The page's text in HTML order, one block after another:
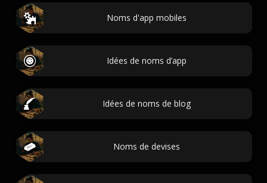
Noms d'app mobiles
Idées de noms d’app
Idées de noms de blog
Noms de devises